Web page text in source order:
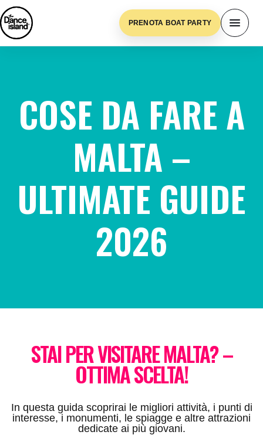
PRENOTA BOAT PARTY
COSE DA FARE A
MALTA –
ULTIMATE GUIDE
2026
STAI PER VISITARE MALTA? –
OTTIMA SCELTA!
In questa guida scoprirai le migliori attività, i punti di
interesse, i monumenti, le spiagge e altre attrazioni
dedicate ai più giovani.